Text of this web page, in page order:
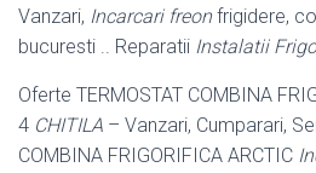
Vanzari, Incarcari freonfrigidere,
bucuresti .. Reparatii Instalatii
Oferte TERMOSTAT COMBINA
4 CHITILA – Vanzari, Cumparari,
COMBINA FRIGORIFICA ARCTIC